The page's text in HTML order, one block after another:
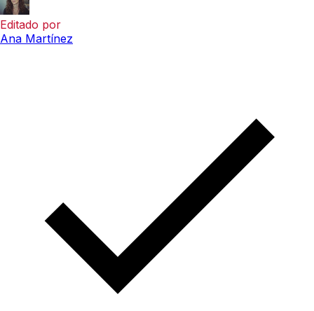
Editado por
Ana Martínez